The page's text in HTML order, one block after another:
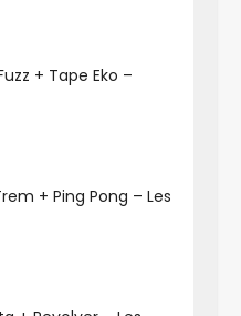
+ Tape Eko –
+ Ping Pong – Les